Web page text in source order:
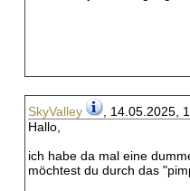
SkyValley
, 14.05.2025,
Hallo,
ich habe da mal eine
möchtest du durch das